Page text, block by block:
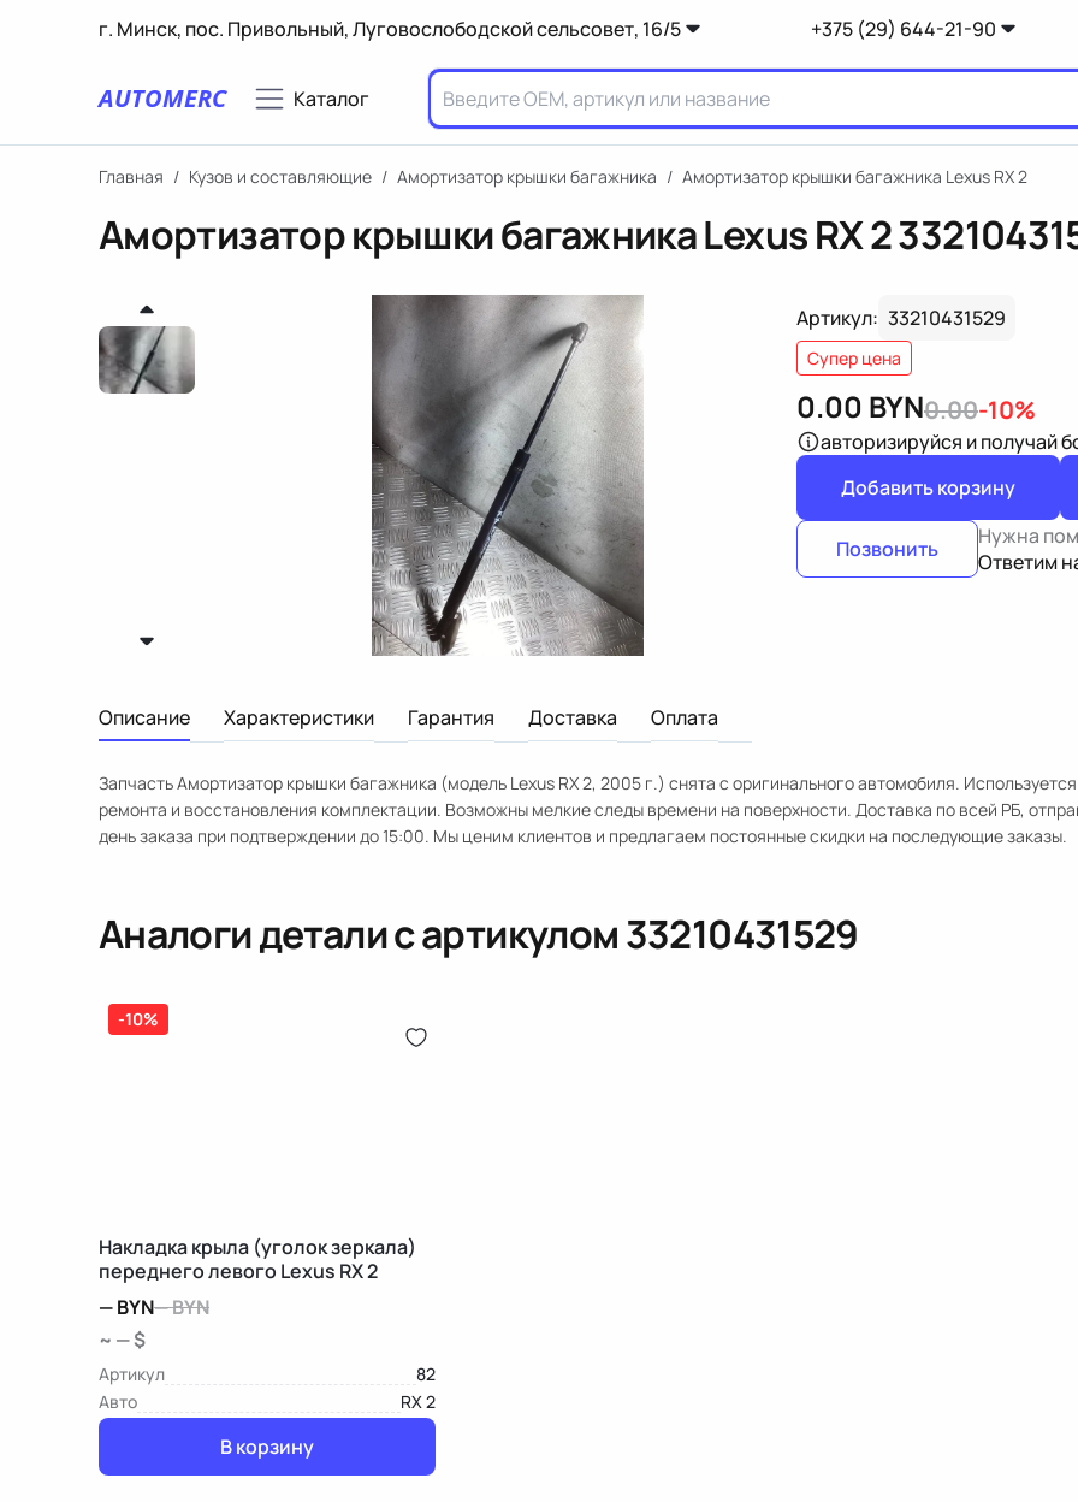
г. Минск, пос. Привольный, Луговослободской сельсовет, 16/5 +375 (29) 644-21-90
AUTOMERC Каталог
Главная / Кузов и составляющие / Амортизатор крышки багажника / Амортизатор крышки багажника Lexus RX 2
Амортизатор крышки багажника Lexus RX 2
Артикул: 33210431529
Супер цена
0.00 BYN0.00-10%
авторизируйся и получай
Добавить корзину
Позвонить
Нужна
Ответим
Описание Характеристики Гарантия Доставка Оплата
Запчасть Амортизатор крышки багажника (модель Lexus RX 2, 2005 г.) снята с оригинального автомобиля.
ремонта и восстановления комплектации. Возможны мелкие следы времени на поверхности. Доставка по всей РБ,
день заказа при подтверждении до 15:00. Мы ценим клиентов и предлагаем постоянные скидки на последующие заказы.
Аналоги детали с артикулом33210431529
-10%
Накладка крыла (уголок зеркала)
переднего левого Lexus RX 2
—BYN—BYN
~ — $
Артикул
82
Авто
RX 2
В корзину